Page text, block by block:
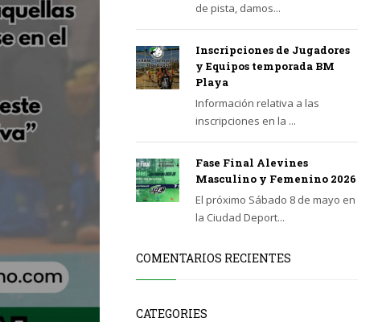
de pista, damos...
Inscripciones de Jugadores
y Equipos temporada BM
Playa
Información relativa a las
inscripciones en la ...
Fase Final Alevines
Masculino y Femenino 2026
El próximo Sábado 8 de mayo en
la Ciudad Deport...
COMENTARIOS RECIENTES
CATEGORIES